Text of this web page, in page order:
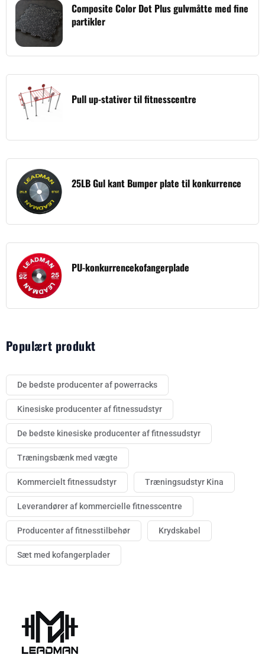
Composite Color Dot Plus gulvmåtte med fine
partikler
Pull up-stativer til fitnesscentre
25LB Gul kant Bumper plate til konkurrence
PU-konkurrencekofangerplade
Populært produkt
De bedste producenter af powerracks
Kinesiske producenter af fitnessudstyr
De bedste kinesiske producenter af fitnessudstyr
Træningsbænk med vægte
Kommercielt fitnessudstyr Træningsudstyr Kina
Leverandører af kommercielle fitnesscentre
Producenter af fitnesstilbehør Krydskabel
Sæt med kofangerplader